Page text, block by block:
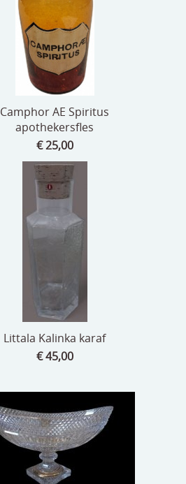
Camphor AE Spiritus
apothekersfles
€ 25,00
Littala Kalinka karaf
€ 45,00